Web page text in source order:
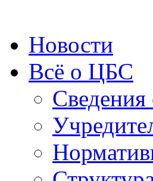
Новости
Всё о ЦБС
Сведения